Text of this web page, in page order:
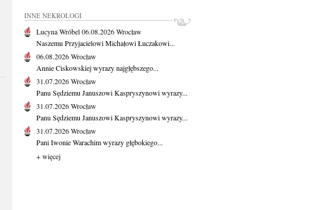
INNE NEKROLOGI
Lucyna Wróbel06.08.2026Wrocław
Naszemu Przyjacielowi Michałowi Łuczakowi...
06.08.2026Wrocław
Annie Ciskowskiej wyrazy najgłębszego...
31.07.2026Wrocław
Panu Sędziemu Januszowi Kaspryszynowi wyrazy...
31.07.2026Wrocław
Panu Sędziemu Januszowi Kaspryszynowi wyrazy...
31.07.2026Wrocław
Pani Iwonie Warachim wyrazy głębokiego...
+ więcej